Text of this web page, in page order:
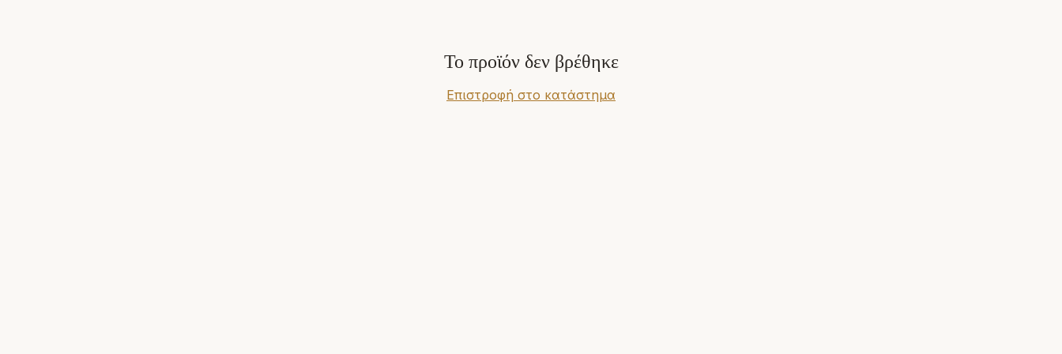
Το προϊόν δεν βρέθηκε
Επιστροφή στο κατάστημα